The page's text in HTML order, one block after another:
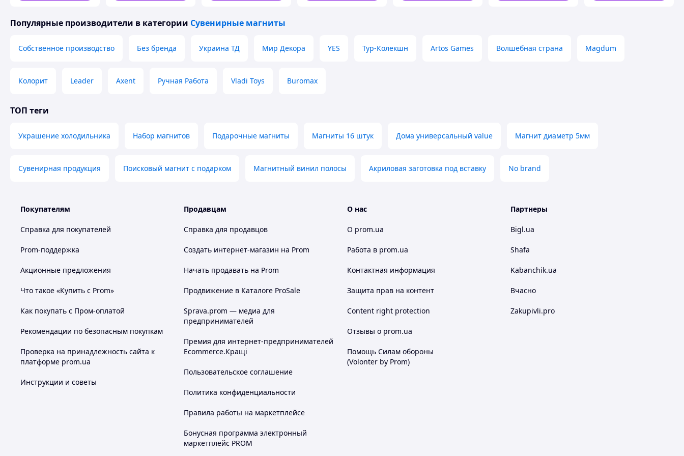
Популярные производители в категории Сувенирные магниты
Собственное производство Без бренда Украина ТД Мир Декора YES Тур-Колекшн Artos Games Волшебная страна Magdum
Колорит Leader Axent Ручная Работа Vladi Toys Buromax
ТОП теги
Украшение холодильника Набор магнитов Подарочные магниты Магниты 16 штук Дома универсальный value Магнит диаметр 5мм
Сувенирная продукция Поисковый магнит с подарком Магнитный винил полосы Акриловая заготовка под вставку No brand
Покупателям
Справка для покупателей
Prom-поддержка
Акционные предложения
Что такое «Купить с Prom»
Как покупать с Пром-оплатой
Рекомендации по безопасным покупкам
Проверка на принадлежность сайта к
платформе prom.ua
Инструкции и советы
Продавцам
Справка для продавцов
Создать интернет-магазин на Prom
Начать продавать на Prom
Продвижение в Каталоге ProSale
Sprava.prom — медиа для
предпринимателей
Премия для интернет-предпринимателей
Ecommerce.Кращі
Пользовательское соглашение
Политика конфиденциальности
Правила работы на маркетплейсе
Бонусная программа электронный
маркетплейс PROM
О нас
О prom.ua
Работа в prom.ua
Контактная информация
Защита прав на контент
Content right protection
Отзывы о prom.ua
Помощь Силам обороны
(Volonter by Prom)
Партнеры
Bigl.ua
Shafa
Kabanchik.ua
Вчасно
Zakupivli.pro